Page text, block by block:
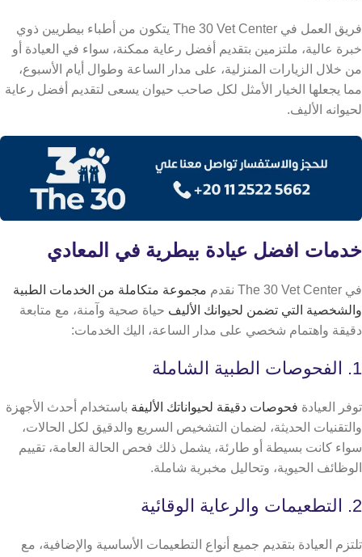
فريق العمل في The 30 Vet Center يتكون من أطباء بيطريين ذوي
خبرة عالية، ملتزمين بتقديم أفضل رعاية ممكنة، سواء في العيادة أو
من خلال الزيارات المنزلية، على مدار الساعة وطوال أيام الأسبوع،
مما يجعلها الخيار الأمثل لكل صاحب حيوان يسعى لتقديم أفضل رعاية
لحيوانه الأليف.
خدمات افضل عيادة بيطرية في المعادي
في The 30 Vet Center نقدم
مجموعة متكاملة من الخدمات الطبية
والشخصية التي تضمن لحيوانك الأليف حياة صحية وآمنة، مع متابعة
دقيقة واهتمام شخصي على مدار الساعة، اليك الخدمات:
1. الفحوصات الطبية الشاملة
توفر العيادة فحوصات دقيقة لحيواناتك الأليفة باستخدام أحدث الأجهزة
والتقنيات الحديثة، لضمان التشخيص السريع والدقيق لكل الحالات،
سواء كانت بسيطة أو طارئة، يشمل ذلك فحص الحالة العامة، تقييم
الوظائف الحيوية، وتحاليل مخبرية شاملة.
2. التطعيمات والرعاية الوقائية
تلتزم العيادة بتقديم جميع أنواع التطعيمات الأساسية والإضافية، مع